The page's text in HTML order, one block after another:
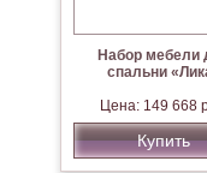
Набор мебели
спальни
Цена: 149 668
Купить